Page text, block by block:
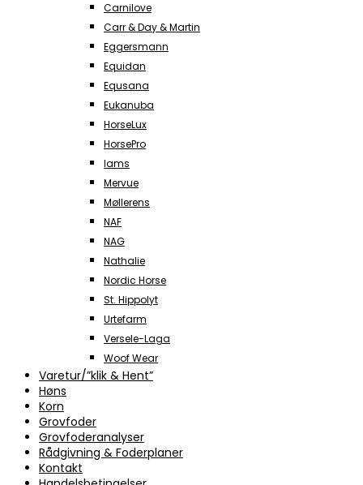
Carnilove
Carr & Day & Martin
Eggersmann
Equidan
Equsana
Eukanuba
HorseLux
HorsePro
Iams
Mervue
Møllerens
NAF
NAG
Nathalie
Nordic Horse
St. Hippolyt
Urtefarm
Versele-Laga
Woof Wear
Varetur/”klik & Hent”
Høns
Korn
Grovfoder
Grovfoderanalyser
Rådgivning & Foderplaner
Kontakt